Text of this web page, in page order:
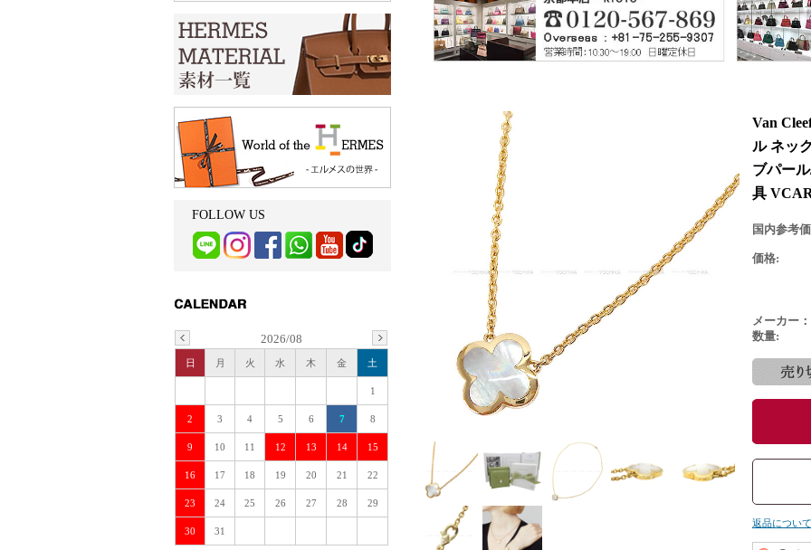
Van
ル ネッ
ブパー
具
国内参考
価格:
メーカー：
数量:
返品につい
FOLLOW US
2026/08
日 月 火 水 木 金 土
1
2 3 4 5 6 7 8
9 10 11 12 13 14 15
16 17 18 19 20 21 22
23 24 25 26 27 28 29
30 31